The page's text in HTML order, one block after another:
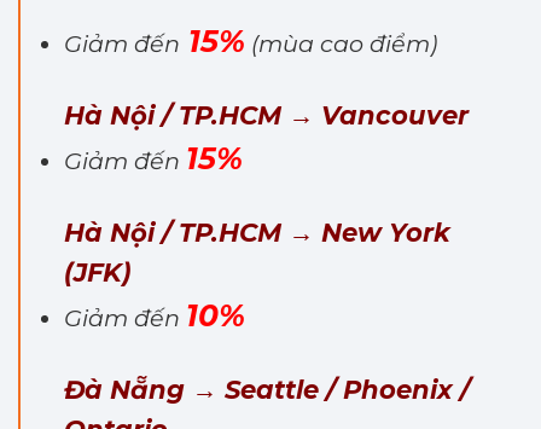
Giảm đến 15% (mùa cao điểm)
Hà Nội / TP.HCM → Vancouver
Giảm đến 15%
Hà Nội / TP.HCM → New York
(JFK)
Giảm đến 10%
Đà Nẵng → Seattle / Phoenix /